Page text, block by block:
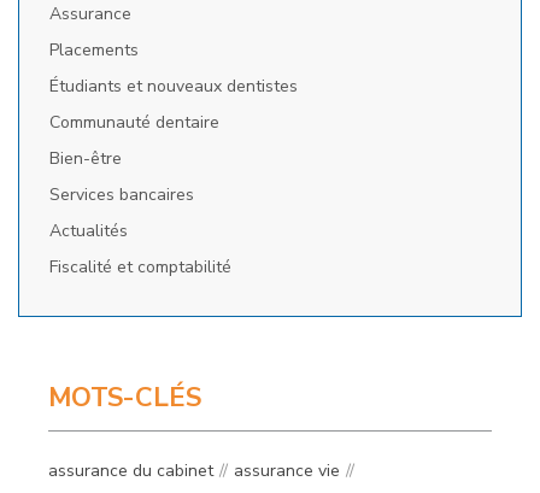
Assurance
Placements
Étudiants et nouveaux dentistes
Communauté dentaire
Bien-être
Services bancaires
Actualités
Fiscalité et comptabilité
MOTS-CLÉS
assurance du cabinet
assurance vie